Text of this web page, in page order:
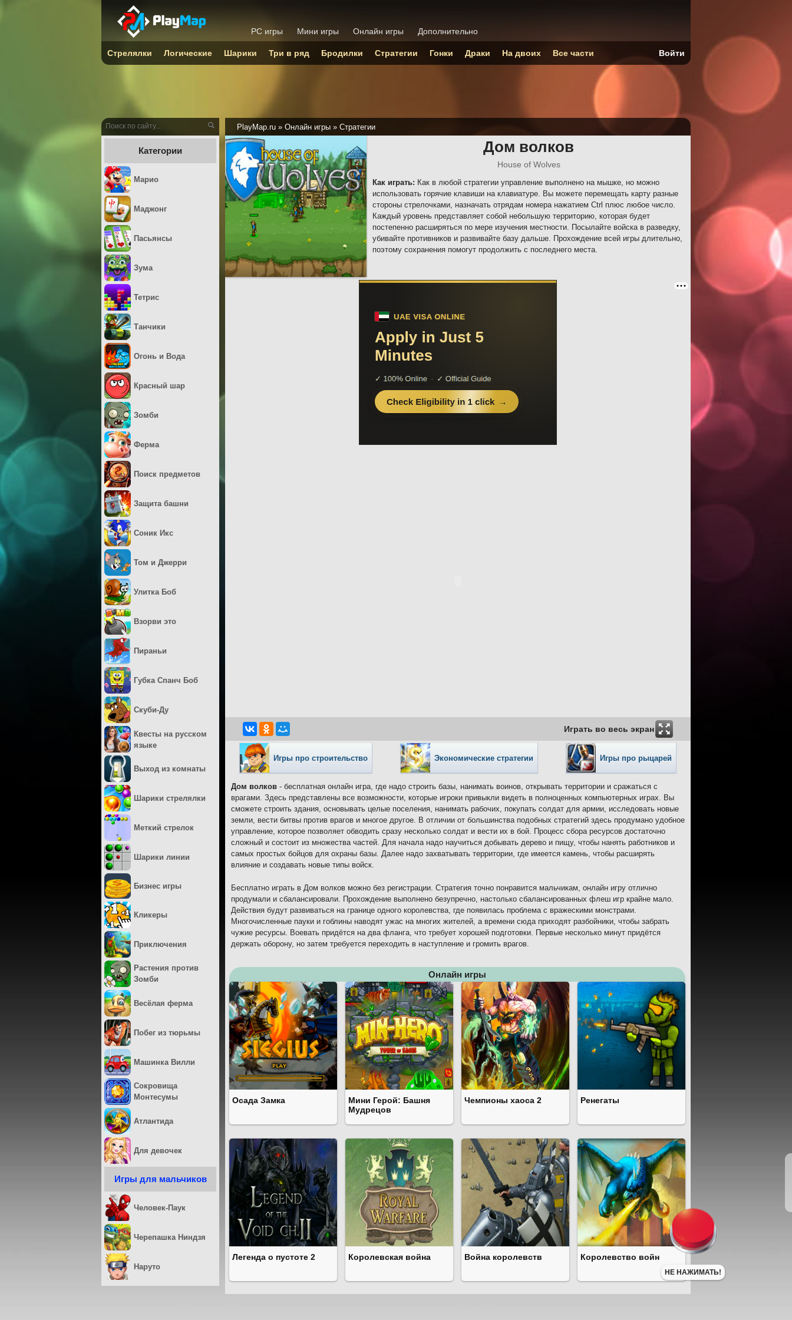
PlayMap.ru » Онлайн игры » Стратегии
Дом волков
House of Wolves
Как играть: Как в любой стратегии управление выполнено на мышке, но можно
использовать горячие клавиши на клавиатуре. Вы можете перемещать карту разные
стороны стрелочками, назначать отрядам номера нажатием Ctrl плюс любое число.
Каждый уровень представляет собой небольшую территорию, которая будет
постепенно расширяться по мере изучения местности. Посылайте войска в разведку,
убивайте противников и развивайте базу дальше. Прохождение всей игры длительно,
поэтому сохранения помогут продолжить с последнего места.
Играть во весь экран
Игры про строительство Экономические стратегии Игры про рыцарей
Дом волков - бесплатная онлайн игра, где надо строить базы, нанимать воинов, открывать территории и сражаться с
врагами. Здесь представлены все возможности, которые игроки привыкли видеть в полноценных компьютерных играх. Вы
сможете строить здания, основывать целые поселения, нанимать рабочих, покупать солдат для армии, исследовать новые
земли, вести битвы против врагов и многое другое. В отличии от большинства подобных стратегий здесь продумано удобное
управление, которое позволяет обводить сразу несколько солдат и вести их в бой. Процесс сбора ресурсов достаточно
сложный и состоит из множества частей. Для начала надо научиться добывать дерево и пищу, чтобы нанять работников и
самых простых бойцов для охраны базы. Далее надо захватывать территории, где имеется камень, чтобы расширять
влияние и создавать новые типы войск.
Бесплатно играть в Дом волков можно без регистрации. Стратегия точно понравится мальчикам, онлайн игру отлично
продумали и сбалансировали. Прохождение выполнено безупречно, настолько сбалансированных флеш игр крайне мало.
Действия будут развиваться на границе одного королевства, где появилась проблема с вражескими монстрами.
Многочисленные пауки и гоблины наводят ужас на многих жителей, а времени сюда приходят разбойники, чтобы забрать
чужие ресурсы. Воевать придётся на два фланга, что требует хорошей подготовки. Первые несколько минут придётся
держать оборону, но затем требуется переходить в наступление и громить врагов.
Онлайн игры
Осада Замка
Мини Герой: Башня
Мудрецов
Чемпионы хаоса 2 Ренегаты
Легенда о пустоте 2 Королевская война Война королевств Королевство войн
Категории
Марио
Маджонг
Пасьянсы
Зума
Тетрис
Танчики
Огонь и Вода
Красный шар
Зомби
Ферма
Поиск предметов
Защита башни
Соник Икс
Том и Джерри
Улитка Боб
Взорви это
Пираньи
Губка Спанч Боб
Скуби-Ду
Квесты на русском
языке
Выход из комнаты
Шарики стрелялки
Меткий стрелок
Шарики линии
Бизнес игры
Кликеры
Приключения
Растения против
Зомби
Весёлая ферма
Побег из тюрьмы
Машинка Вилли
Сокровища
Монтесумы
Атлантида
Для девочек
Игры для мальчиков
Человек-Паук
Черепашка Ниндзя
Наруто
PC игры Мини игры Онлайн игры Дополнительно
Стрелялки Логические Шарики Три в ряд Бродилки Стратегии Гонки Драки На двоих Все части Войти
НЕ НАЖИМАТЬ!